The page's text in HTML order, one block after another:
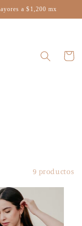
a $1,200 mx
Carrito
9 productos